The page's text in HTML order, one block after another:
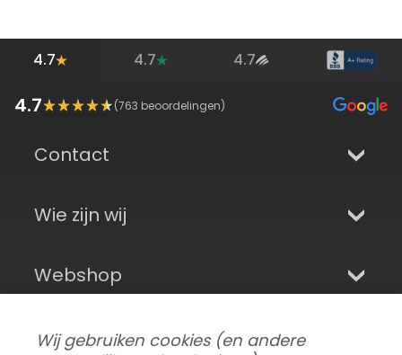
4.7 4.7 4.7
4.7 (763 beoordelingen)
Contact
Wie zijn wij
Webshop
Aanmelden en sociale media
Wij gebruiken cookies (en andere